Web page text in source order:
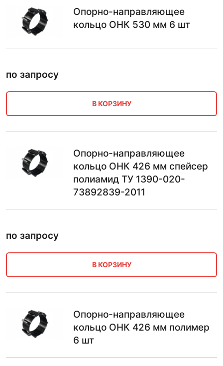
Опорно-направляющее
кольцо ОНК 530 мм 6 шт
по запросу
В КОРЗИНУ
Опорно-направляющее
кольцо ОНК 426 мм спейсер
полиамид ТУ 1390-020-
73892839-2011
по запросу
В КОРЗИНУ
Опорно-направляющее
кольцо ОНК 426 мм полимер
6 шт